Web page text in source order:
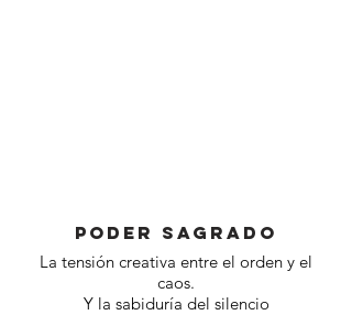
Poder sagrado
La tensión creativa entre el orden y el
caos.
Y la sabiduría del silencio